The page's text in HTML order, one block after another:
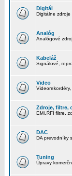
Digitál
Digitálne zdroje
Analóg
Analógové
Kabeláž
Signálové,
Video
Videorekordéry,
Zdroje, filtre,
EMI,RFI filtre,
DAC
DA prevodníky
Tuning
Úpravy